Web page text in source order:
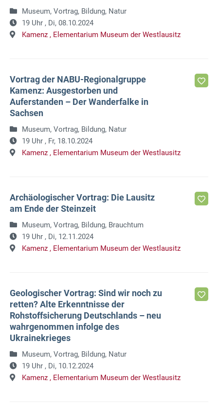
Museum, Vortrag, Bildung, Natur
19 Uhr , Di, 08.10.2024
Kamenz , Elementarium Museum der Westlausitz
Vortrag der NABU-Regionalgruppe
Kamenz: Ausgestorben und
Auferstanden – Der Wanderfalke in
Sachsen
Museum, Vortrag, Bildung, Natur
19 Uhr , Fr, 18.10.2024
Kamenz , Elementarium Museum der Westlausitz
Archäologischer Vortrag: Die Lausitz
am Ende der Steinzeit
Museum, Vortrag, Bildung, Brauchtum
19 Uhr , Di, 12.11.2024
Kamenz , Elementarium Museum der Westlausitz
Geologischer Vortrag: Sind wir noch zu
retten? Alte Erkenntnisse der
Rohstoffsicherung Deutschlands – neu
wahrgenommen infolge des
Ukrainekrieges
Museum, Vortrag, Bildung, Natur
19 Uhr , Di, 10.12.2024
Kamenz , Elementarium Museum der Westlausitz